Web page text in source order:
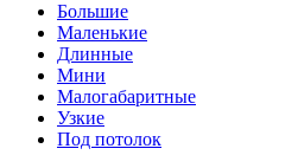
Большие
Маленькие
Длинные
Мини
Малогабаритные
Узкие
Под потолок